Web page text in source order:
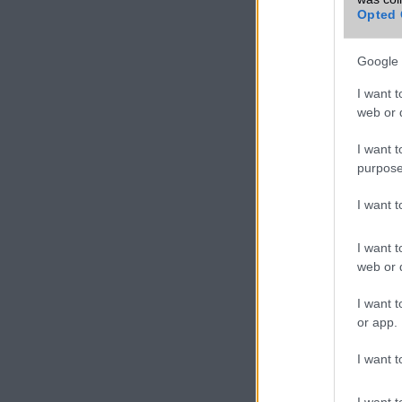
Opted
Google
I want
web or
I want
I want
I want
web or
I want
or app.
I want